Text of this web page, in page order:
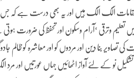
الگ الگ ہیں اور یہ بھی درست ہے کہ جس
وترقی ‘آرام وسکون اور تحفظ کی ضرورت
بنا دین اور مردوں کو اور معاشرہ کو ظالم
نو کے لئے آواز اٹھائیں جہاں عورتیں اور مرد